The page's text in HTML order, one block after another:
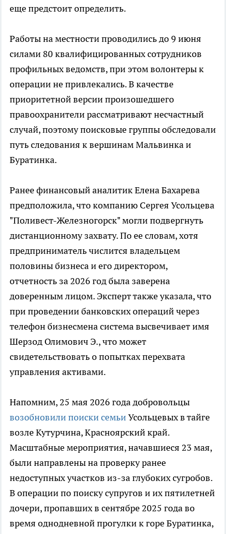
еще предстоит определить.
Работы на местности проводились до 9 июня
силами 80 квалифицированных сотрудников
профильных ведомств, при этом волонтеры к
операции не привлекались. В качестве
приоритетной версии произошедшего
правоохранители рассматривают несчастный
случай, поэтому поисковые группы обследовали
путь следования к вершинам Мальвинка и
Буратинка.
Ранее финансовый аналитик Елена Бахарева
предположила, что компанию Сергея Усольцева
"Поливест-Железногорск" могли подвергнуть
дистанционному захвату. По ее словам, хотя
предприниматель числится владельцем
половины бизнеса и его директором,
отчетность за 2026 год была заверена
доверенным лицом. Эксперт также указала, что
при проведении банковских операций через
телефон бизнесмена система высвечивает имя
Шерзод Олимович Э., что может
свидетельствовать о попытках перехвата
управления активами.
Напомним, 25 мая 2026 года добровольцы
возобновили поиски семьиУсольцевых в тайге
возле Кутурчина, Красноярский край.
Масштабные мероприятия, начавшиеся 23 мая,
были направлены на проверку ранее
недоступных участков из-за глубоких сугробов.
В операции по поиску супругов и их пятилетней
дочери, пропавших в сентябре 2025 года во
время однодневной прогулки к горе Буратинка,